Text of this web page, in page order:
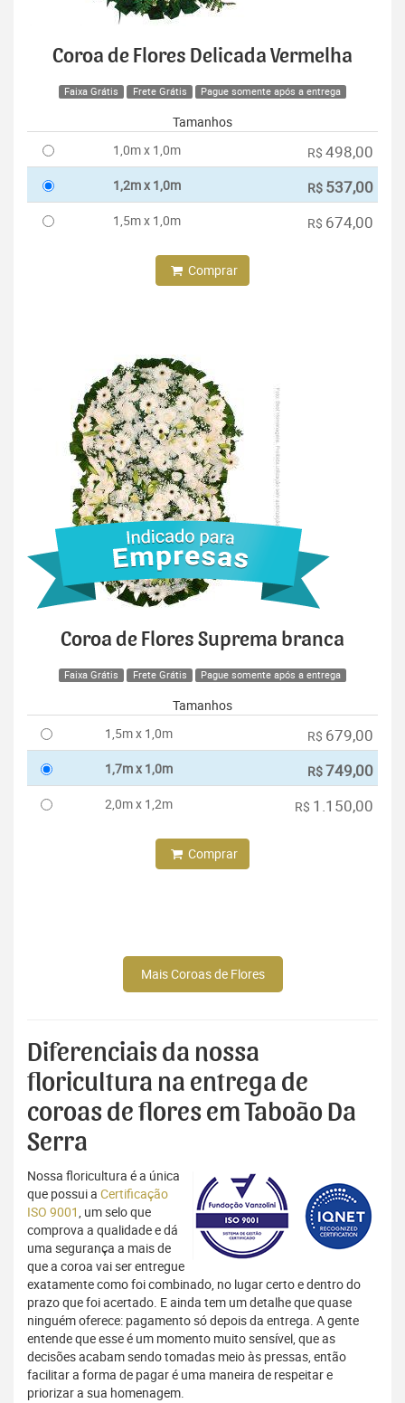
Coroa de Flores Delicada Vermelha
Faixa Grátis Frete Grátis Pague somente após a entrega
Tamanhos
1,0m x 1,0m
R$ 498,00
1,2m x 1,0m R$ 537,00
1,5m x 1,0m R$ 674,00
Comprar
Coroa de Flores Suprema branca
Faixa Grátis Frete Grátis Pague somente após a entrega
Tamanhos
1,5m x 1,0m
R$ 679,00
1,7m x 1,0m R$749,00
2,0m x 1,2m R$ 1.150,00
Comprar
Mais Coroas de Flores
Diferenciais da nossa
floricultura na entrega de
coroas de flores em Taboão Da
Serra
Nossa floricultura é a única
que possui a Certificação
ISO 9001, um selo que
comprova a qualidade e dá
uma segurança a mais de
que a coroa vai ser entregue
exatamente como foi combinado, no lugar certo e dentro do
prazo que foi acertado. E ainda tem um detalhe que quase
ninguém oferece: pagamento só depois da entrega. A gente
entende que esse é um momento muito sensível, que as
decisões acabam sendo tomadas meio às pressas, então
facilitar a forma de pagar é uma maneira de respeitar e
priorizar a sua homenagem.